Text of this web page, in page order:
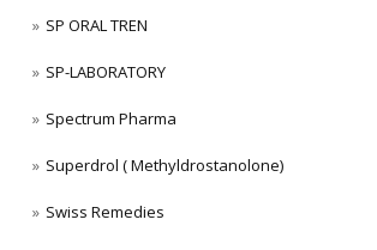
SP ORAL TREN
SP-LABORATORY
Spectrum Pharma
Superdrol ( Methyldrostanolone)
Swiss Remedies